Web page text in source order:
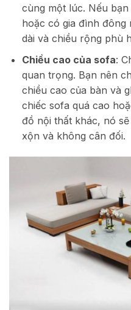
cùng một lúc. Nếu
hoặc có gia đình
dài và chiều rộng phù
Chiều cao của sofa:
quan trọng. Bạn nên
chiều cao của bàn và
chiếc sofa quá cao
đồ nội thất khác, nó
xộn và không cân đối.